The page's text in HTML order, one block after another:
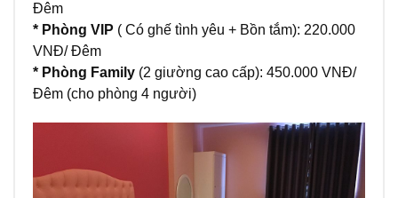
Đêm
* Phòng VIP ( Có ghế tình yêu + Bồn tắm): 220.000
VNĐ/ Đêm
* Phòng Family (2 giường cao cấp): 450.000 VNĐ/
Đêm (cho phòng 4 người)